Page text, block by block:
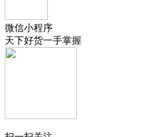
微信小程序
天下好货一手掌握